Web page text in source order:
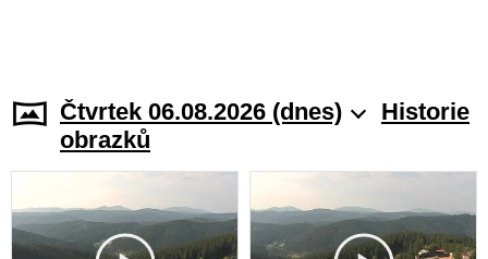
Čtvrtek 06.08.2026 (dnes)
Historie
obrazků